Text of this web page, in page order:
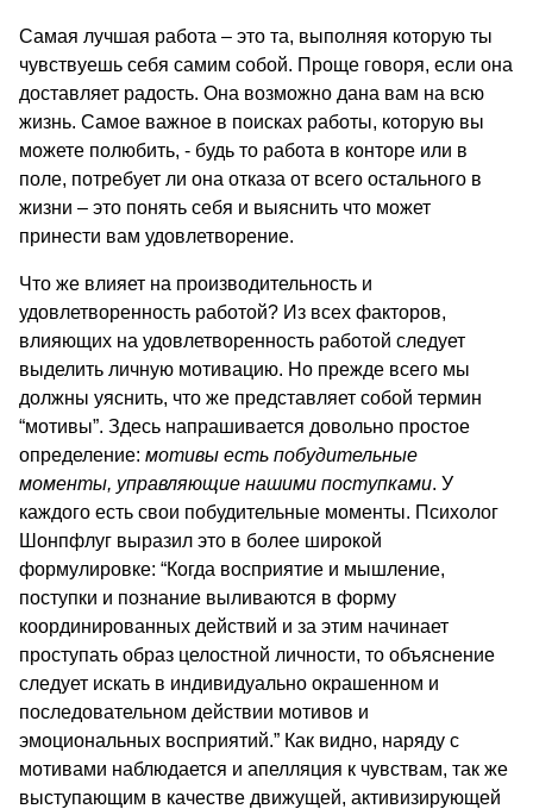
Самая лучшая работа – это та, выполняя которую ты
чувствуешь себя самим собой. Проще говоря, если она
доставляет радость. Она возможно дана вам на всю
жизнь. Самое важное в поисках работы, которую вы
можете полюбить, - будь то работа в конторе или в
поле, потребует ли она отказа от всего остального в
жизни – это понять себя и выяснить что может
принести вам удовлетворение.
Что же влияет на производительность и
удовлетворенность работой? Из всех факторов,
влияющих на удовлетворенность работой следует
выделить личную мотивацию. Но прежде всего мы
должны уяснить, что же представляет собой термин
“мотивы”. Здесь напрашивается довольно простое
определение: мотивы есть побудительные
моменты, управляющие нашими поступками. У
каждого есть свои побудительные моменты. Психолог
Шонпфлуг выразил это в более широкой
формулировке: “Когда восприятие и мышление,
поступки и познание выливаются в форму
координированных действий и за этим начинает
проступать образ целостной личности, то объяснение
следует искать в индивидуально окрашенном и
последовательном действии мотивов и
эмоциональных восприятий.” Как видно, наряду с
мотивами наблюдается и апелляция к чувствам, так же
выступающим в качестве движущей, активизирующей